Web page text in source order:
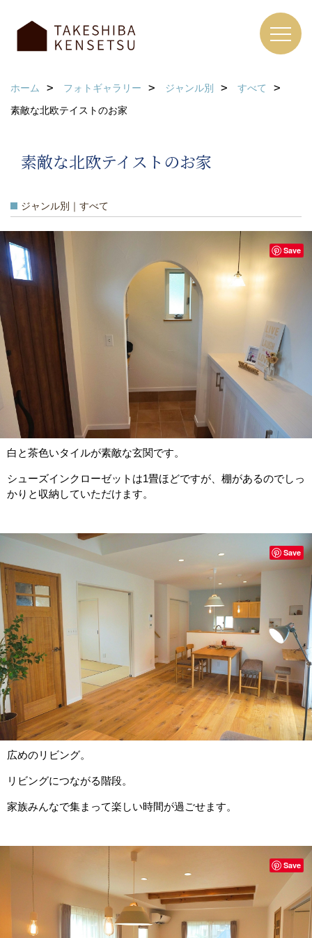
ホーム フォトギャラリー ジャンル別
すべて
素敵な北欧テイストのお家
素敵な北欧テイストのお家
ジャンル別｜すべて
白と茶色いタイルが素敵な玄関です。
シューズインクローゼットは1畳ほどですが、棚があるのでしっ
かりと収納していただけます。
Save
広めのリビング。
リビングにつながる階段。
家族みんなで集まって楽しい時間が過ごせます。
Save
Save